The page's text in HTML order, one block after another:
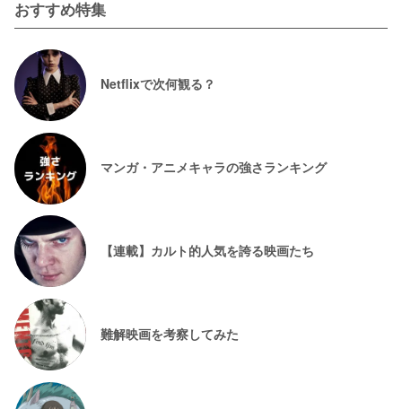
おすすめ特集
Netflixで次何観る？
マンガ・アニメキャラの強さランキング
【連載】カルト的人気を誇る映画たち
難解映画を考察してみた